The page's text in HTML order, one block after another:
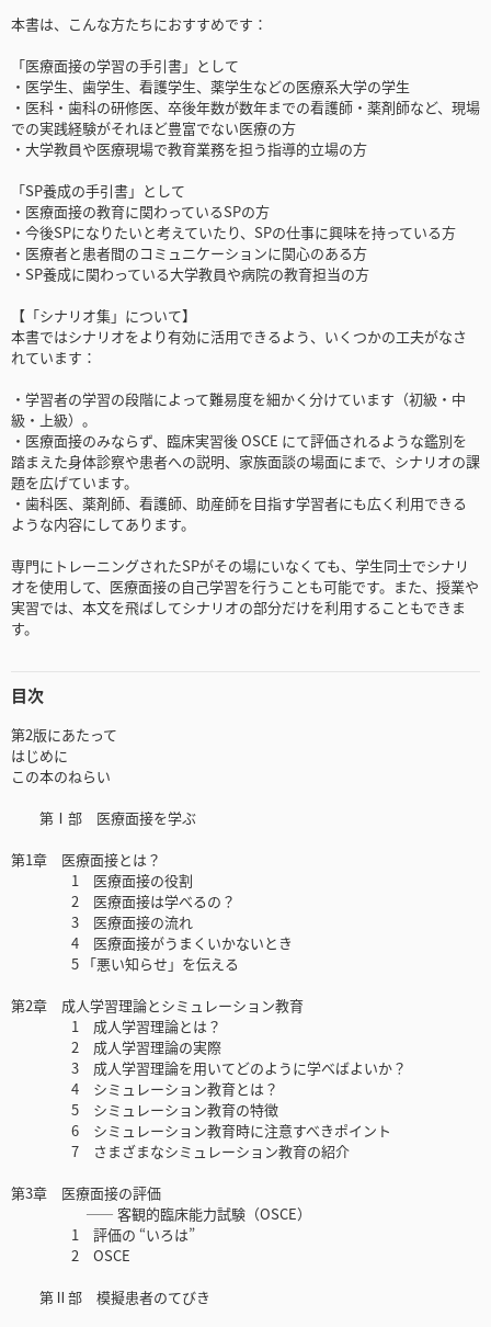
本書は、こんな方たちにおすすめです：
「医療面接の学習の手引書」として
・医学生、歯学生、看護学生、薬学生などの医療系大学の学生
・医科・歯科の研修医、卒後年数が数年までの看護師・薬剤師など、現場
での実践経験がそれほど豊富でない医療の方
・大学教員や医療現場で教育業務を担う指導的立場の方
「SP養成の手引書」として
・医療面接の教育に関わっているSPの方
・今後SPになりたいと考えていたり、SPの仕事に興味を持っている方
・医療者と患者間のコミュニケーションに関心のある方
・SP養成に関わっている大学教員や病院の教育担当の方
【「シナリオ集」について】
本書ではシナリオをより有効に活用できるよう、いくつかの工夫がなさ
れています：
・学習者の学習の段階によって難易度を細かく分けています（初級・中
級・上級）。
・医療面接のみならず、臨床実習後 OSCE にて評価されるような鑑別を
踏まえた身体診察や患者への説明、家族面談の場面にまで、シナリオの課
題を広げています。
・歯科医、薬剤師、看護師、助産師を目指す学習者にも広く利用できる
ような内容にしてあります。
専門にトレーニングされたSPがその場にいなくても、学生同士でシナリ
オを使用して、医療面接の自己学習を行うことも可能です。また、授業や
実習では、本文を飛ばしてシナリオの部分だけを利用することもできま
す。
目次
第2版にあたって
はじめに
この本のねらい
第Ⅰ部 医療面接を学ぶ
第1章 医療面接とは？
1 医療面接の役割
2 医療面接は学べるの？
3 医療面接の流れ
4 医療面接がうまくいかないとき
5 「悪い知らせ」を伝える
第2章 成人学習理論とシミュレーション教育
1 成人学習理論とは？
2 成人学習理論の実際
3 成人学習理論を用いてどのように学べばよいか？
4 シミュレーション教育とは？
5 シミュレーション教育の特徴
6 シミュレーション教育時に注意すべきポイント
7 さまざまなシミュレーション教育の紹介
第3章 医療面接の評価
—— 客観的臨床能力試験（OSCE）
1 評価の “いろは”
2 OSCE
第Ⅱ部 模擬患者のてびき